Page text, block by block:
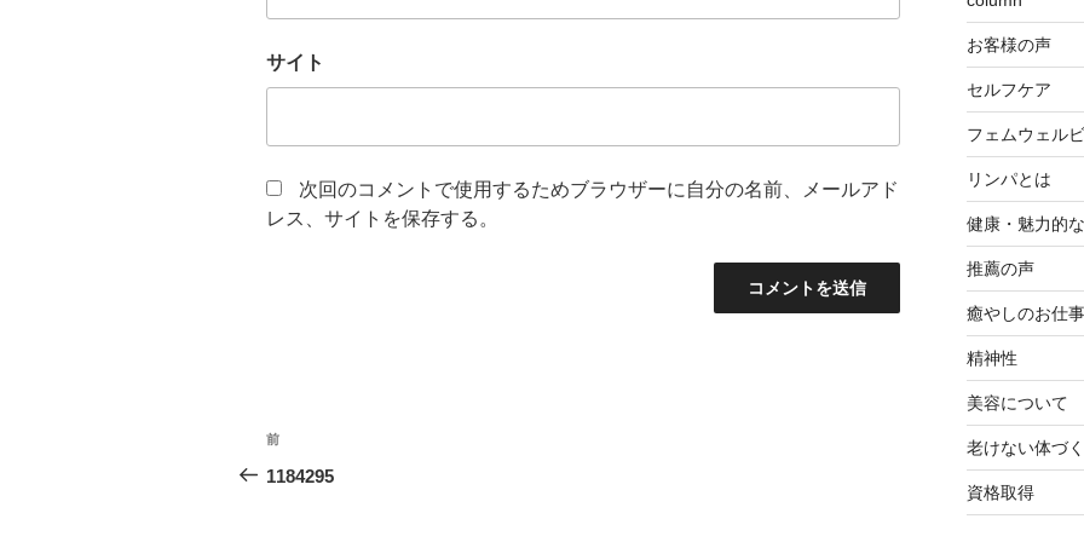
サイト
次回のコメントで使用するためブラウザーに自分の名前、メールアド
レス、サイトを保存する。
投
稿
前
の
前
1184295
お客様の声
セルフケア
フェムウェル
リンパとは
健康・魅力的
推薦の声
癒やしのお仕事
精神性
美容について
老けない体づ
資格取得